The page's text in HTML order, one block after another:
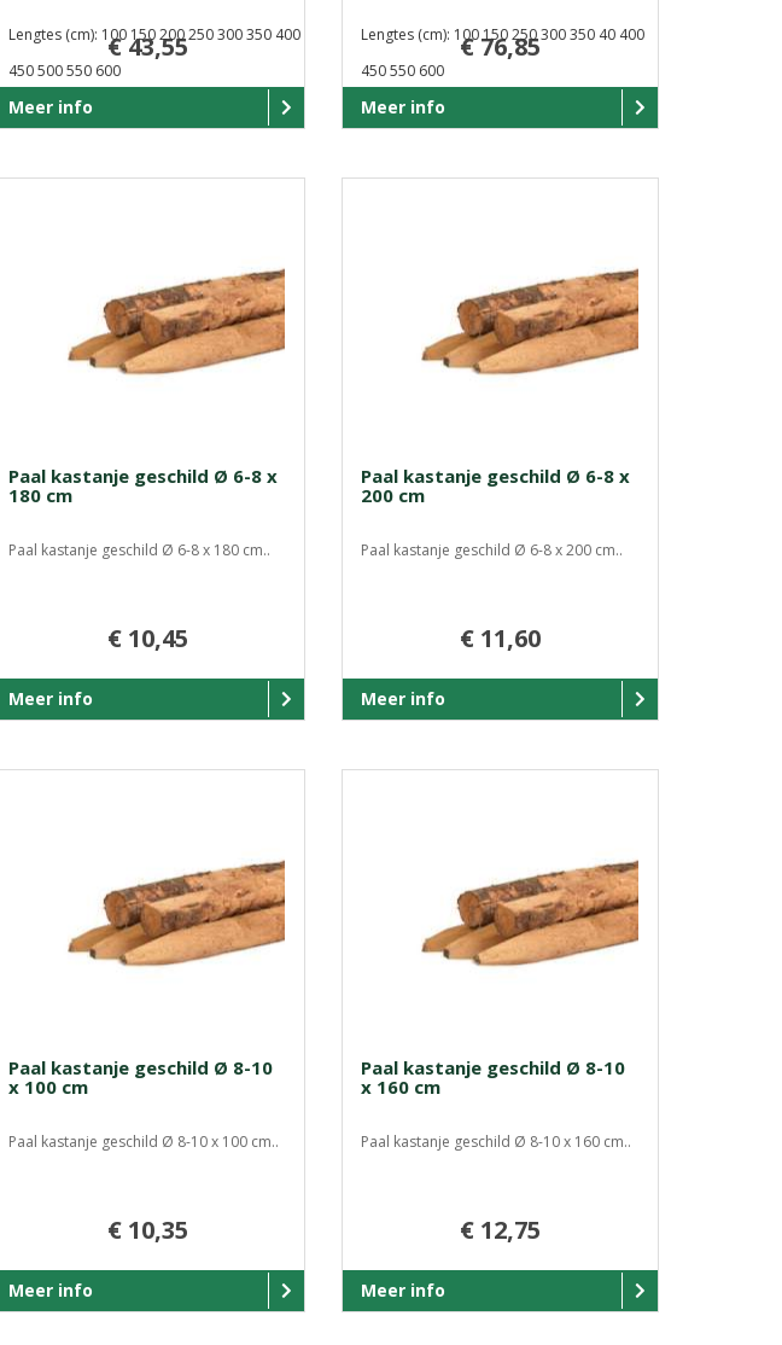
€ 43,55
Lengtes (cm): 100 150 200 250 300 350 400
450 500 550 600
Meer info
€ 76,85
Lengtes (cm): 100 150 250 300 350 40 400
450 550 600
Meer info
Paal kastanje geschild Ø 6-8 x
180 cm
Paal kastanje geschild Ø 6-8 x 180 cm..
€ 10,45
Meer info
Paal kastanje geschild Ø 6-8 x
200 cm
Paal kastanje geschild Ø 6-8 x 200 cm..
€ 11,60
Meer info
Paal kastanje geschild Ø 8-10
x 100 cm
Paal kastanje geschild Ø 8-10 x 100 cm..
€ 10,35
Meer info
Paal kastanje geschild Ø 8-10
x 160 cm
Paal kastanje geschild Ø 8-10 x 160 cm..
€ 12,75
Meer info